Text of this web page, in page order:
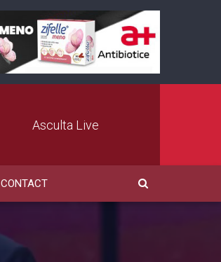
Asculta Live
CONTACT